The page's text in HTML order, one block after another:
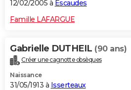
12/02/2005 à Escaudes
Famille LAFARGUE
Gabrielle DUTHEIL (90 ans)
Créer une cagnotte obsèques
Naissance
31/05/1913 à Isserteaux